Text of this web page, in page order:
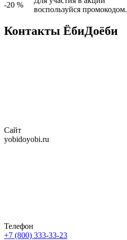
-20 %
воспользуйся промокодом.
Контакты ЁбиДоёби
Сайт
yobidoyobi.ru
Телефон
+7 (800) 333-33-23